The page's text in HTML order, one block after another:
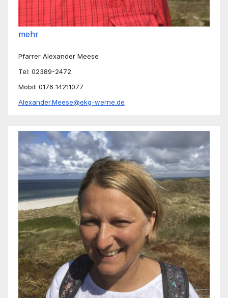
mehr
Pfarrer Alexander Meese
Tel: 02389-2472
Mobil: 0176 14211077
Alexander.Meese@ekg-werne.de